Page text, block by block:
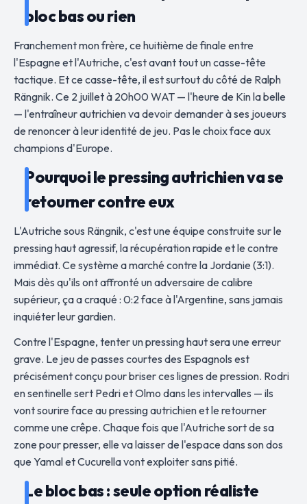
bloc bas ou rien
Franchement mon frère, ce huitième de finale entre
l'Espagne et l'Autriche, c'est avant tout un casse-tête
tactique. Et ce casse-tête, il est surtout du côté de Ralph
Rängnik. Ce 2 juillet à 20h00 WAT — l'heure de Kin la belle
— l'entraîneur autrichien va devoir demander à ses joueurs
de renoncer à leur identité de jeu. Pas le choix face aux
champions d'Europe.
Pourquoi le pressing autrichien va se
retourner contre eux
L'Autriche sous Rängnik, c'est une équipe construite sur le
pressing haut agressif, la récupération rapide et le contre
immédiat. Ce système a marché contre la Jordanie (3:1).
Mais dès qu'ils ont affronté un adversaire de calibre
supérieur, ça a craqué : 0:2 face à l'Argentine, sans jamais
inquiéter leur gardien.
Contre l'Espagne, tenter un pressing haut sera une erreur
grave. Le jeu de passes courtes des Espagnols est
précisément conçu pour briser ces lignes de pression. Rodri
en sentinelle sert Pedri et Olmo dans les intervalles — ils
vont sourire face au pressing autrichien et le retourner
comme une crêpe. Chaque fois que l'Autriche sort de sa
zone pour presser, elle va laisser de l'espace dans son dos
que Yamal et Cucurella vont exploiter sans pitié.
Le bloc bas : seule option réaliste